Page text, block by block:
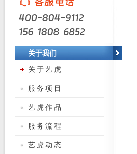
关于我们
关于艺虎
服务项目
艺虎作品
服务流程
艺虎动态